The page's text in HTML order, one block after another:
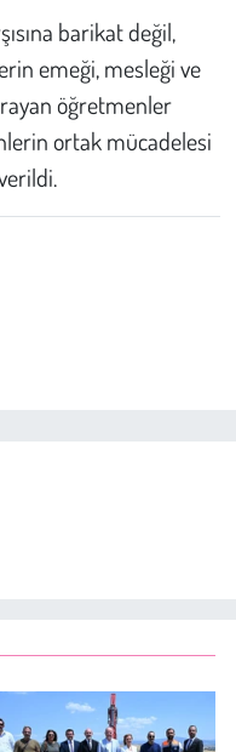
barikat değil,
emeği, mesleği ve
öğretmenler
ortak mücadelesi